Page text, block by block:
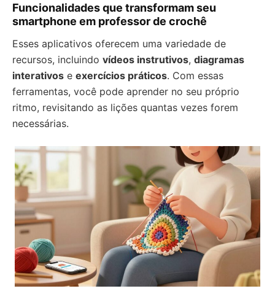
Funcionalidades que transformam seu
smartphone em professor de crochê
Esses aplicativos oferecem uma variedade de
recursos, incluindo vídeos instrutivos, diagramas
interativos e exercícios práticos. Com essas
ferramentas, você pode aprender no seu próprio
ritmo, revisitando as lições quantas vezes forem
necessárias.